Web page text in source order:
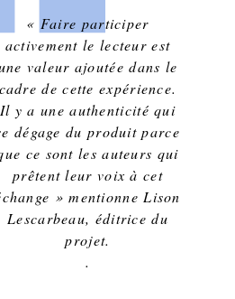
« Faire participer
activement le lecteur est
valeur ajoutée dans le
cadre de cette expérience.
Il y a une authenticité qui
dégage du produit parce
ce sont les auteurs qui
prêtent leur voix à cet
» mentionne Lison
Lescarbeau, éditrice du
projet.
.